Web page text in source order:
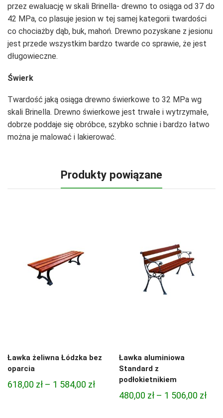
przez ewaluację w skali Brinella- drewno to osiąga od 37 do
42 MPa, co plasuje jesion w tej samej kategorii twardości
co chociażby dąb, buk, mahoń. Drewno pozyskane z jesionu
jest przede wszystkim bardzo twarde co sprawie, że jest
długowieczne.
Świerk
Twardość jaką osiąga drewno świerkowe to 32 MPa wg
skali Brinella. Drewno świerkowe jest trwałe i wytrzymałe,
dobrze poddaje się obróbce, szybko schnie i bardzo łatwo
można je malować i lakierować.
Produkty powiązane
Ławka żeliwna Łódzka bez
oparcia
618,00 zł – 1 584,00 złZakres
Ławka aluminiowa
Standard z
podłokietnikiem
480,00 zł – 1 506,00 zł